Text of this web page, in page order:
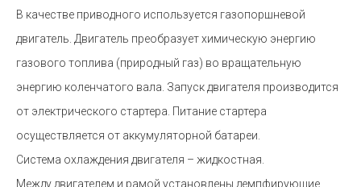
В качестве приводного используется газопоршневой
двигатель. Двигатель преобразует химическую энергию
газового топлива (природный газ) во вращательную
энергию коленчатого вала. Запуск двигателя производится
от электрического стартера. Питание стартера
осуществляется от аккумуляторной батареи.
Система охлаждения двигателя – жидкостная.
Между двигателем и рамой установлены демпфирующие